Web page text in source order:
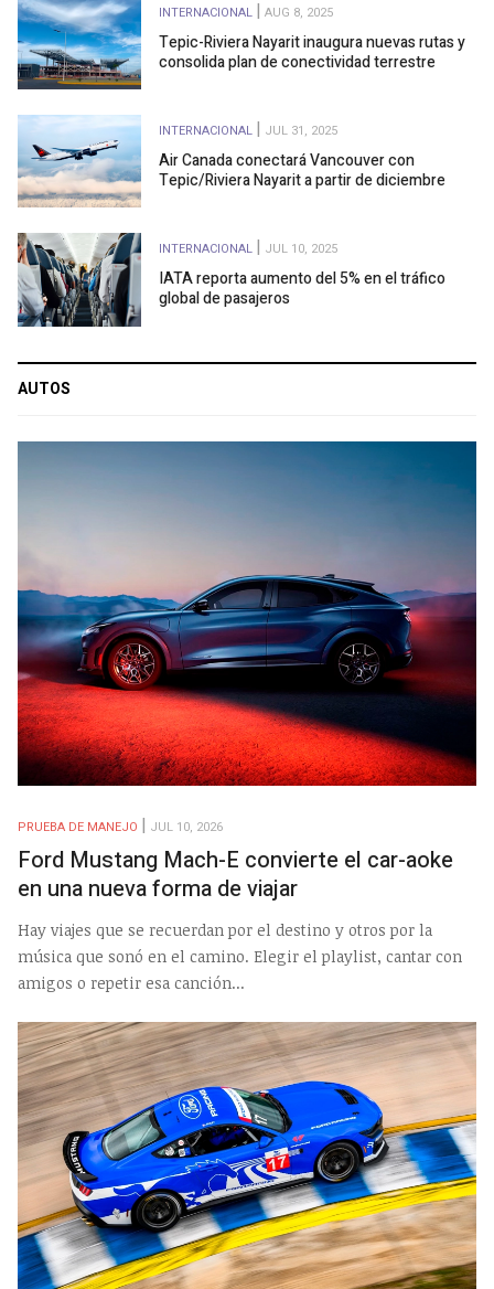
INTERNACIONAL AUG 8, 2025
Tepic-Riviera Nayarit inaugura nuevas rutas y
consolida plan de conectividad terrestre
INTERNACIONAL JUL 31, 2025
Air Canada conectará Vancouver con
Tepic/Riviera Nayarit a partir de diciembre
INTERNACIONAL JUL 10, 2025
IATA reporta aumento del 5% en el tráfico
global de pasajeros
AUTOS
PRUEBA DE MANEJO JUL 10, 2026
Ford Mustang Mach-E convierte el car-aoke
en una nueva forma de viajar
Hay viajes que se recuerdan por el destino y otros por la
música que sonó en el camino. Elegir el playlist, cantar con
amigos o repetir esa canción...